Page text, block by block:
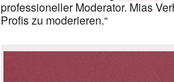
professioneller Moderator. Mias
Profis zu moderieren.“